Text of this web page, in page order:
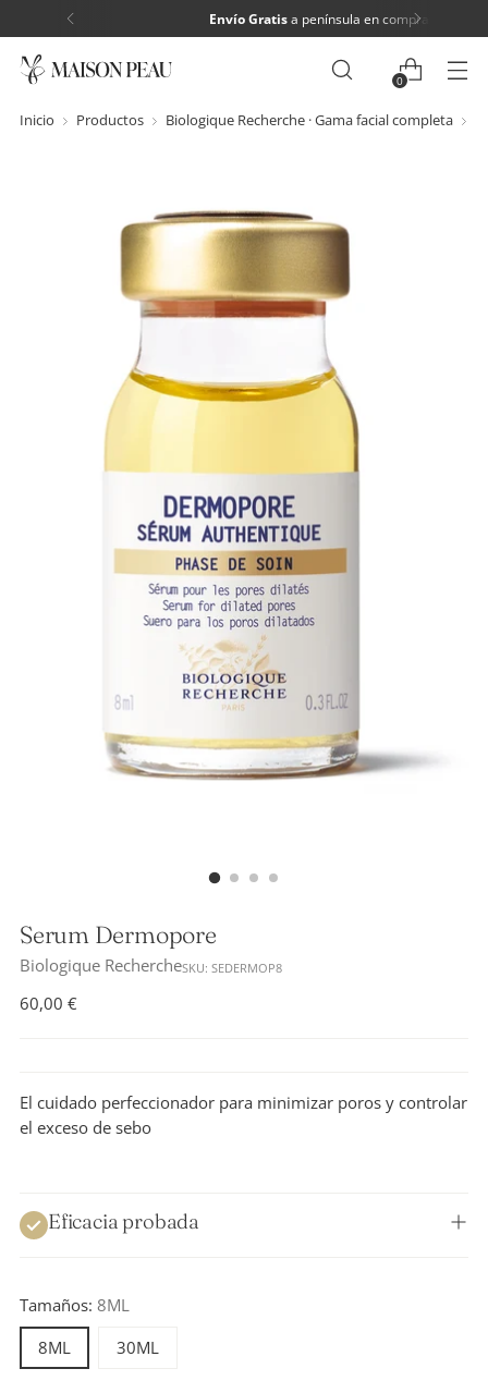
a península en compras > 60€
0
Inicio Productos Biologique Recherche · Gama facial completa
Serum Dermopore
Biologique RechercheSKU: SEDERMOP8
Precio
60,00 €
El cuidado perfeccionador para minimizar poros y controlar
el exceso de sebo
Eficacia probada
Tamaños: 8ML
8ML
30ML